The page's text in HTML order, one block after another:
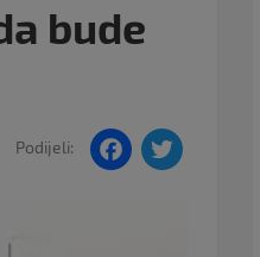
bude
Podijeli:
F